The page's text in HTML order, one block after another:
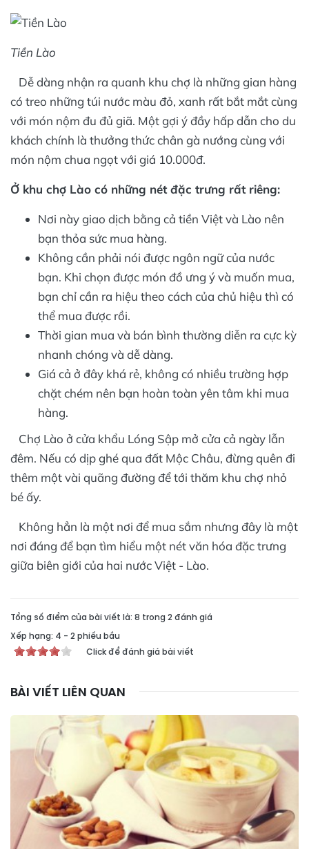
Tiền Lào
Dễ dàng nhận ra quanh khu chợ là những gian hàng
có treo những túi nước màu đỏ, xanh rất bắt mắt cùng
với món nộm đu đủ giã. Một gợi ý đầy hấp dẫn cho du
khách chính là thưởng thức chân gà nướng cùng với
món nộm chua ngọt với giá 10.000đ.
Ở khu chợ Lào có những nét đặc trưng rất riêng:
Nơi này giao dịch bằng cả tiền Việt và Lào nên
bạn thỏa sức mua hàng.
Không cần phải nói được ngôn ngữ của nước
bạn. Khi chọn được món đồ ưng ý và muốn mua,
bạn chỉ cần ra hiệu theo cách của chủ hiệu thì có
thể mua được rồi.
Thời gian mua và bán bình thường diễn ra cực kỳ
nhanh chóng và dễ dàng.
Giá cả ở đây khá rẻ, không có nhiều trường hợp
chặt chém nên bạn hoàn toàn yên tâm khi mua
hàng.
Chợ Lào ở cửa khẩu Lóng Sập mở cửa cả ngày lẫn
đêm. Nếu có dịp ghé qua đất Mộc Châu, đừng quên đi
thêm một vài quãng đường để tới thăm khu chợ nhỏ
bé ấy.
Không hẳn là một nơi để mua sắm nhưng đây là một
nơi đáng để bạn tìm hiểu một nét văn hóa đặc trưng
giữa biên giới của hai nước Việt - Lào.
Tổng số điểm của bài viết là: 8 trong 2 đánh giá
Xếp hạng: 4 - 2 phiếu bầu
Click để đánh giá bài viết
BÀI VIẾT LIÊN QUAN